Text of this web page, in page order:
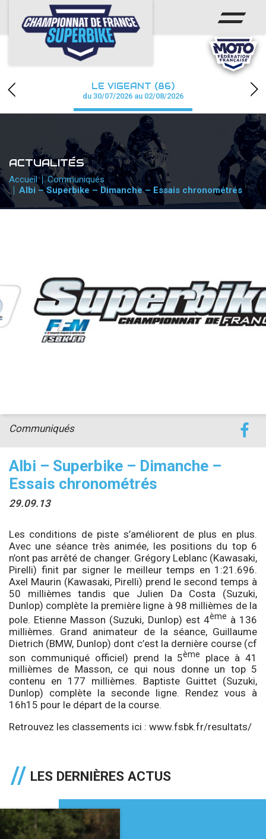
ACCUEIL
CHAMPIONNAT
CALENDRIER
PHOTOS / WEB TV
PARTENAIRES
PRESSE
LE VIGEANT (86)
du 30/07/2026 au 02/08/2026
ACTUALITÉS
Accueil
Communiqués
Albi – Superbike – Dimanche – Essais chronométrés
Albi – Superbike – Dimanche –
Essais chronométrés
29.09.13
Communiqués
Les conditions de piste s’améliorent de plus en plus.
Avec une séance très animée, les positions du top 6
n’ont pas arrêté de changer. Grégory Leblanc (Kawasaki,
Pirelli) finit par signer le meilleur temps en 1:21.696.
Axel Maurin (Kawasaki, Pirelli) prend le second temps à
50 millièmes tandis que Julien Da Costa (Suzuki,
Dunlop) complète la première ligne à 98 millièmes de la
pole. Etienne Masson (Suzuki, Dunlop) est 4ème à 136
millièmes. Grand animateur de la séance, Guillaume
Dietrich (BMW, Dunlop) dont c’est la dernière course (cf
son communiqué officiel) prend la 5ème
place à 41
millièmes de Masson, ce qui nous donne un top 5
contenu en 177 millièmes. Baptiste Guittet (Suzuki,
Dunlop) complète la seconde ligne. Rendez vous à
16h15 pour le départ de la course.
Retrouvez les classements ici : www.fsbk.fr/resultats/
LES DERNIÈRES ACTUS